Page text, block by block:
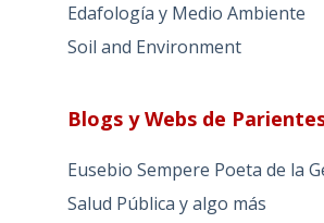
Edafología y Medio Ambiente
Soil and Environment
Blogs y Webs de
Eusebio Sempere Poeta de la
Salud Pública y algo más